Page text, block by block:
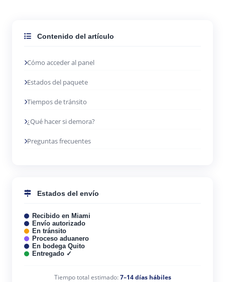
Contenido del artículo
Cómo acceder al panel
Estados del paquete
Tiempos de tránsito
¿Qué hacer si demora?
Preguntas frecuentes
Estados del envío
Recibido en Miami
Envío autorizado
En tránsito
Proceso aduanero
En bodega Quito
Entregado ✓
Tiempo total estimado:7–14 días hábiles